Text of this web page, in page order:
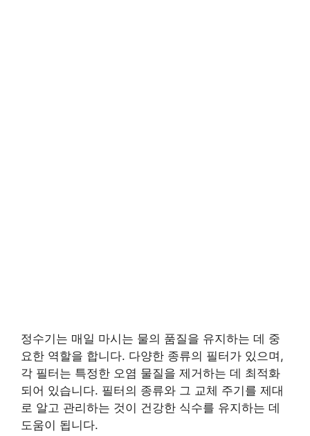
정수기는 매일 마시는 물의 품질을 유지하는 데 중
요한 역할을 합니다. 다양한 종류의 필터가 있으며,
각 필터는 특정한 오염 물질을 제거하는 데 최적화
되어 있습니다. 필터의 종류와 그 교체 주기를 제대
로 알고 관리하는 것이 건강한 식수를 유지하는 데
도움이 됩니다.